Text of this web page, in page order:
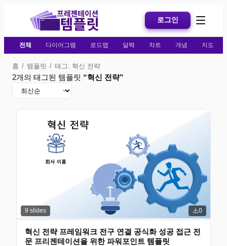
로그인
전체 다이어그램 로드맵 달력 차트 개념 지도
홈 / 템플릿 / 태그: 혁신 전략
2개의 태그된 템플릿 “혁신 전략”
9 slides 0
혁신 전략 프레임워크 전구 연결 공식화 성공 접근 전
문 프리젠테이션을 위한 파워포인트 템플릿